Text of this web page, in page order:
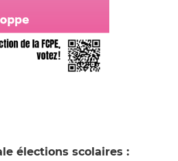
élections scolaires :